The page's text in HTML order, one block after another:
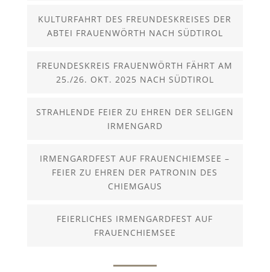
KULTURFAHRT DES FREUNDESKREISES DER
ABTEI FRAUENWÖRTH NACH SÜDTIROL
FREUNDESKREIS FRAUENWÖRTH FÄHRT AM
25./26. OKT. 2025 NACH SÜDTIROL
STRAHLENDE FEIER ZU EHREN DER SELIGEN
IRMENGARD
IRMENGARDFEST AUF FRAUENCHIEMSEE –
FEIER ZU EHREN DER PATRONIN DES
CHIEMGAUS
FEIERLICHES IRMENGARDFEST AUF
FRAUENCHIEMSEE